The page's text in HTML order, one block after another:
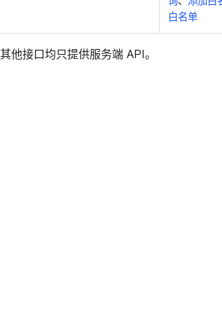
白名单
他接口均只提供服务端 API。